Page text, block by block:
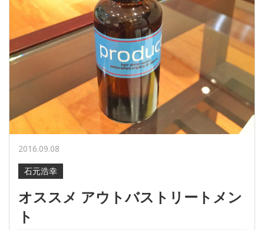
2016.09.08
石元浩幸
オススメ アウトバストリートメン
ト